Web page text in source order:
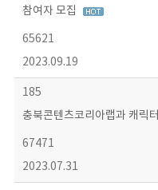
참여자 모집
65621
2023.09.19
185
충북콘텐츠코리아랩과 캐릭
67471
2023.07.31